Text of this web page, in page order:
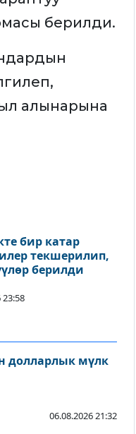
берилди.
алынарына
бир катар
текшерилип,
берилди
23:58
долларлык мүлк
06.08.2026 21:32